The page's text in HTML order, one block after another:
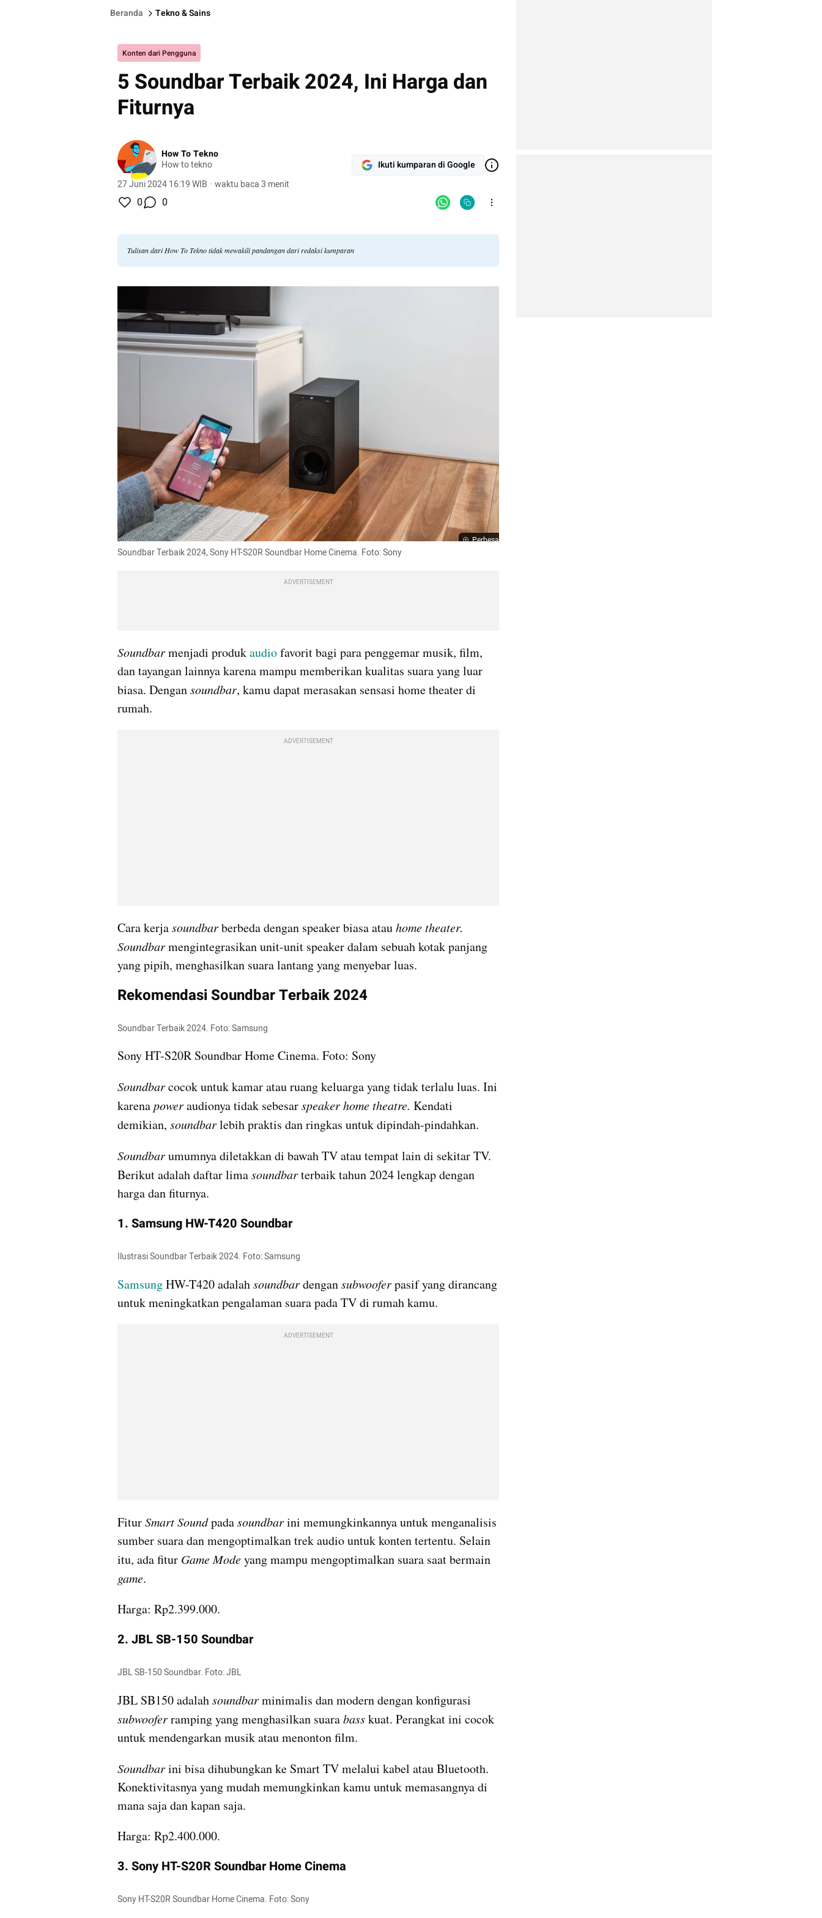
Beranda Tekno & Sains
Konten dari Pengguna
5 Soundbar Terbaik 2024, Ini Harga dan
Fiturnya
How To Tekno
How to tekno
27 Juni 2024 16:19 WIB · waktu baca 3 menit
Ikuti kumparan di Google
0 0
Tulisan dari How To Tekno tidak mewakili pandangan dari redaksi kumparan
Perbesar
Soundbar Terbaik 2024, Sony HT-S20R Soundbar Home Cinema. Foto: Sony
ADVERTISEMENT
Soundbar menjadi produk audio favorit bagi para penggemar musik, film,
dan tayangan lainnya karena mampu memberikan kualitas suara yang luar
biasa. Dengan soundbar, kamu dapat merasakan sensasi home theater di
rumah.
ADVERTISEMENT
Cara kerja soundbar berbeda dengan speaker biasa atau home theater.
Soundbar mengintegrasikan unit-unit speaker dalam sebuah kotak panjang
yang pipih, menghasilkan suara lantang yang menyebar luas.
Rekomendasi Soundbar Terbaik 2024
Soundbar Terbaik 2024. Foto: Samsung
Sony HT-S20R Soundbar Home Cinema. Foto: Sony
Soundbar cocok untuk kamar atau ruang keluarga yang tidak terlalu luas. Ini
karena power audionya tidak sebesar speaker home theatre. Kendati
demikian, soundbar lebih praktis dan ringkas untuk dipindah-pindahkan.
Soundbar umumnya diletakkan di bawah TV atau tempat lain di sekitar TV.
Berikut adalah daftar lima soundbar terbaik tahun 2024 lengkap dengan
harga dan fiturnya.
1. Samsung HW-T420 Soundbar
Ilustrasi Soundbar Terbaik 2024. Foto: Samsung
Samsung HW-T420 adalah soundbar dengan subwoofer pasif yang dirancang
untuk meningkatkan pengalaman suara pada TV di rumah kamu.
ADVERTISEMENT
Fitur Smart Sound pada soundbar ini memungkinkannya untuk menganalisis
sumber suara dan mengoptimalkan trek audio untuk konten tertentu. Selain
itu, ada fitur Game Mode
game.
Harga: Rp2.399.000.
2. JBL SB-150 Soundbar
JBL SB-150 Soundbar. Foto: JBL
JBL SB150 adalah soundbar
subwoofer ramping yang menghasilkan suara bass kuat. Perangkat ini cocok
untuk mendengarkan musik atau menonton film.
Soundbar ini bisa dihubungkan ke Smart TV melalui kabel atau Bluetooth.
Konektivitasnya yang mudah memungkinkan kamu untuk memasangnya di
mana saja dan kapan saja.
Harga: Rp2.400.000.
3. Sony HT-S20R Soundbar Home Cinema
Sony HT-S20R Soundbar Home Cinema. Foto: Sony